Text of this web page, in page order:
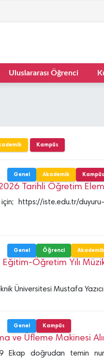
Uluslararası Öğrenci
Kampüs
Genel Akademik Kampüs
Tarihli Öğretim
https://iste.edu.tr/
Genel Öğrenci Akademik
Öğretim Yılı
Üniversitesi Mustafa
Genel Kampüs
ve Üfleme Makinesi
Ekap doğrudan temin